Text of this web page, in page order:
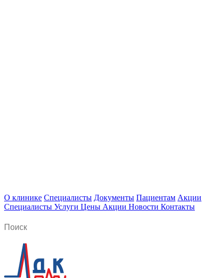
О клинике Специалисты Документы Пациентам Акции
Специалисты Услуги Цены Акции Новости Контакты